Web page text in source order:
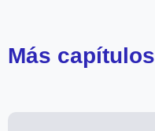
Más capítulos